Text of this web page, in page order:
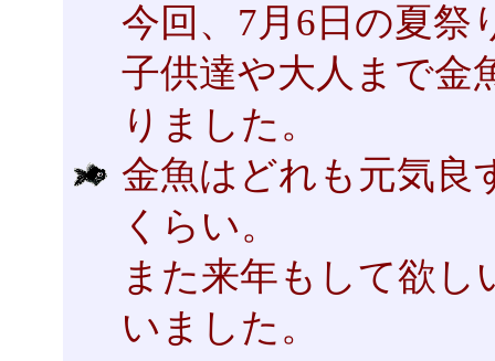
今回、7月6日の夏祭
子供達や大人まで金
りました。
金魚はどれも元気良
くらい。
また来年もして欲
いました。